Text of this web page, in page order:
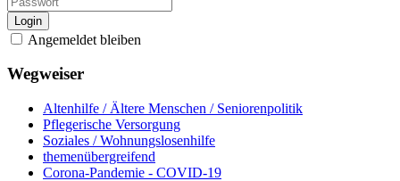
Login
Angemeldet bleiben
Wegweiser
Altenhilfe / Ältere Menschen / Seniorenpolitik
Pflegerische Versorgung
Soziales / Wohnungslosenhilfe
themenübergreifend
Corona-Pandemie - COVID-19